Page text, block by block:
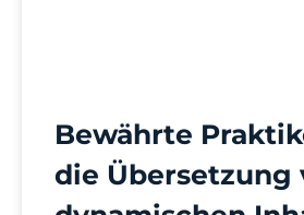
Bewährte
die Übersetzung